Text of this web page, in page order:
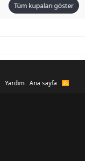
Tüm kupaları göster
Yardım Ana sayfa
R